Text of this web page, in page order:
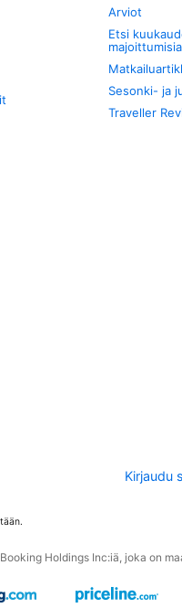
Arviot
Etsi
majoittumisia
Sesonki- ja
Traveller
Kirjaudu
Holdings Inc:iä, joka on